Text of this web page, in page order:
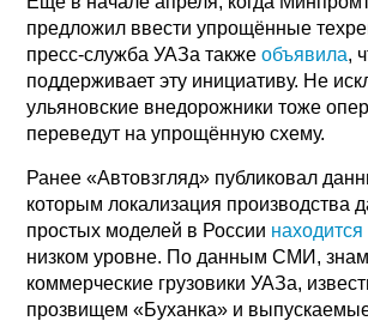
предложил ввести упрощённые
пресс-служба УАЗа такжеобъявила,
поддерживает эту инициативу. Не
ульяновские внедорожники тоже
переведут на упрощённую схему.
Ранее «Автовзгляд» публиковал
которым локализация производства
простых моделей в России находится
низком уровне. По данным СМИ,
коммерческие грузовики УАЗа,
прозвищем «Буханка» и